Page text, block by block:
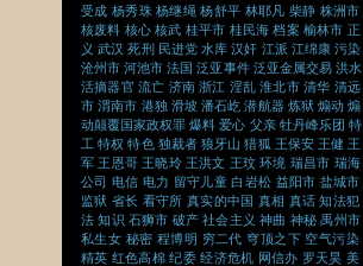
受成 杨秀珠 杨继绳 杨舒平 林耶凡 柴静 株洲市
核废料 核心 核武 桂平市 桂民海 档案 榆林市 正
义 武汉 死刑 民进党 水库 汉奸 江派 江绵康 污染
沧州市 河池市 法国 泛亚事件 泛亚金属交易 洪水
活摘器官 流亡 济南 浙江 淫乱 淮北市 清华 清远
市 渭南市 港独 滑坡 潘石屹 潜航器 炼狱 煽动 煽
动颠覆国家政权罪 爆料 爱心 父亲 牡丹峰乐团 特
工 特权 特色 独裁者 狼牙山 猎狐 王保安 王健 王
军 王恩哥 王晓玲 王洪文 王玟 环境 瑞昌市 瑞海
公司 电信 电力 留守儿童 白岩松 益阳市 盐城市
监狱 省长 看守所 真实的中国 真相 真话 知法犯
法 知识 石狮市 破产 社会主义 神曲 神秘 禹州市
私生女 秘密 程博明 穷二代 穹顶之下 空气污染
精英 红色高棉 纪委 经济危机 网信办 罗天昊 美